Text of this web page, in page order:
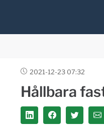
2021-12-23 07:32
Hållbara